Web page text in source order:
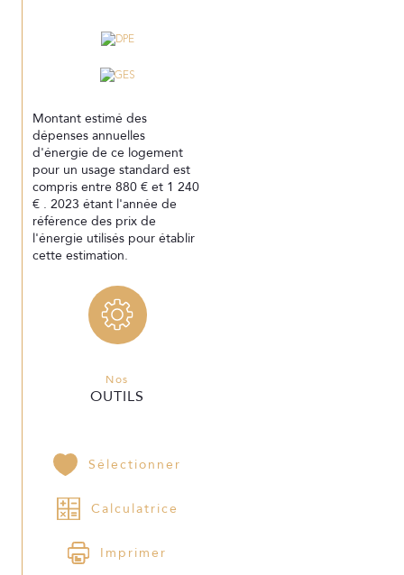
Montant estimé des
dépenses annuelles
d'énergie de ce logement
pour un usage standard est
compris entre 880 € et 1 240
€ . 2023 étant l'année de
référence des prix de
l'énergie utilisés pour établir
cette estimation.
Nos
OUTILS
Sélectionner
Calculatrice
Imprimer